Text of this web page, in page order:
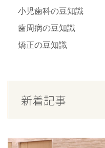
小児歯科の豆知識
歯周病の豆知識
矯正の豆知識
新着記事